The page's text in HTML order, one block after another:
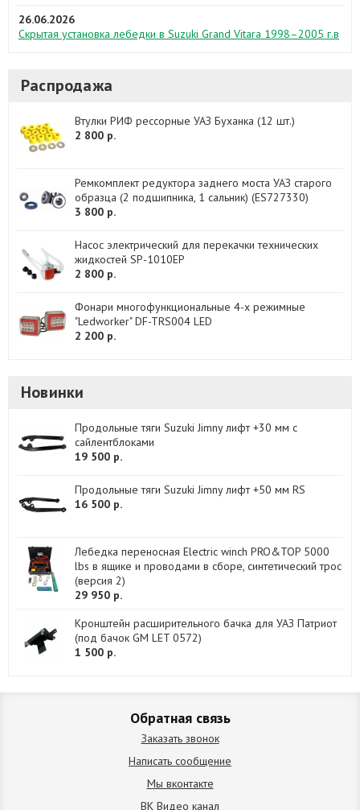
26.06.2026
Скрытая установка лебедки в Suzuki Grand Vitara 1998–2005 г.в
Распродажа
Втулки РИФ рессорные УАЗ Буханка (12 шт.)
2 800 р.
Ремкомплект редуктора заднего моста УАЗ старого
образца (2 подшипника, 1 сальник) (ES727330)
3 800 р.
Насос электрический для перекачки технических
жидкостей SP-1010EP
2 800 р.
Фонари многофункциональные 4-х режимные
"Ledworker" DF-TRS004 LED
2 200 р.
Новинки
Продольные тяги Suzuki Jimny лифт +30 мм с
сайлентблоками
19 500 р.
Продольные тяги Suzuki Jimny лифт +50 мм RS
16 500 р.
Лебедка переносная Electric winch PRO&TOP 5000
lbs в ящике и проводами в сборе, синтетический трос
(версия 2)
29 950 р.
Кронштейн расширительного бачка для УАЗ Патриот
(под бачок GM LET 0572)
1 500 р.
Обратная связь
Заказать звонок
Написать сообщение
Мы вконтакте
ВК Видео канал